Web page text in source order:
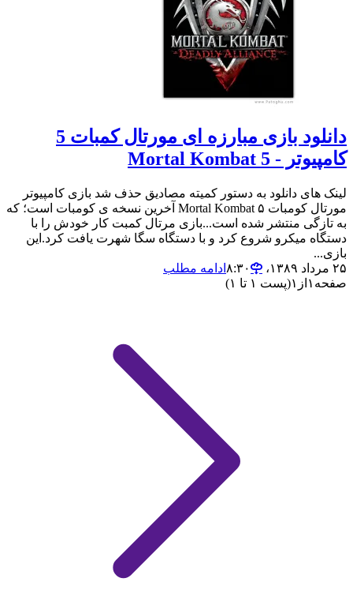
دانلود بازی مبارزه ای مورتال کمبات 5
کامپیوتر - Mortal Kombat 5
لینک های دانلود به دستور کمیته مصادیق حذف شد بازی کامپیوتر
مورتال کومبات ۵ Mortal Kombat آخرین نسخه ی کومبات است؛ که
به تازگی منتشر شده است...بازی مرتال کمبت کار خودش را با
دستگاه میکرو شروع کرد و با دستگاه سگا شهرت یافت کرد.این
بازی...
۲۵ مرداد ۱۳۸۹،‏ ۸:۳۰
ادامه مطلب
صفحه ۱ از ۱(پست ۱ تا ۱)